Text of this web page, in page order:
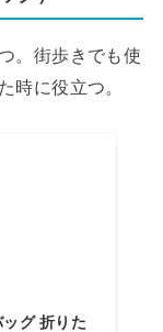
。街歩きでも使
時に役立つ。
グ 折りた